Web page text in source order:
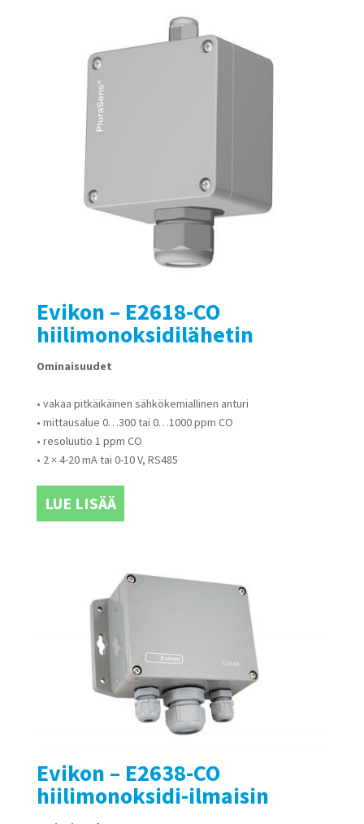
Evikon – E2618-CO
hiilimonoksidilähetin
Ominaisuudet
• vakaa pitkäikäinen sähkökemiallinen anturi
• mittausalue 0…300 tai 0…1000 ppm CO
• resoluutio 1 ppm CO
• 2 × 4-20 mA tai 0-10 V, RS485
LUE LISÄÄ
Evikon – E2638-CO
hiilimonoksidi-ilmaisin